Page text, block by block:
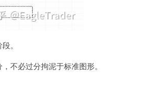
。
不必过分拘泥于标准图形。